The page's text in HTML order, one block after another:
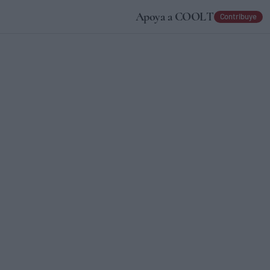
Apoya a COOLT Contribuye